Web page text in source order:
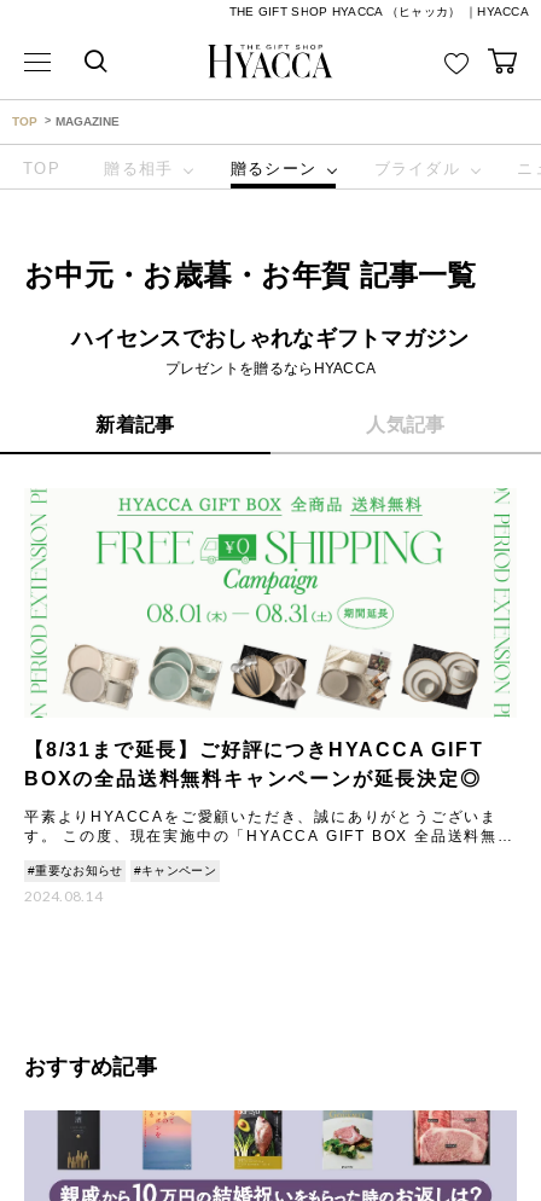
THE GIFT SHOP HYACCA （ヒャッカ） ｜HYACCA
TOP MAGAZINE
TOP 贈る相手 贈るシーン ブライダル ニ
お中元・お歳暮・お年賀 記事一覧
ハイセンスでおしゃれなギフトマガジン
プレゼントを贈るならHYACCA
新着記事 人気記事
【8/31まで延長】ご好評につきHYACCA GIFT
BOXの全品送料無料キャンペーンが延長決定◎
平素よりHYACCAをご愛顧いただき、誠にありがとうございま
す。 この度、現在実施中の「HYACCA GIFT BOX 全品送料無料
#重要なお知らせ #キャンペーン
2024.08.14
おすすめ記事